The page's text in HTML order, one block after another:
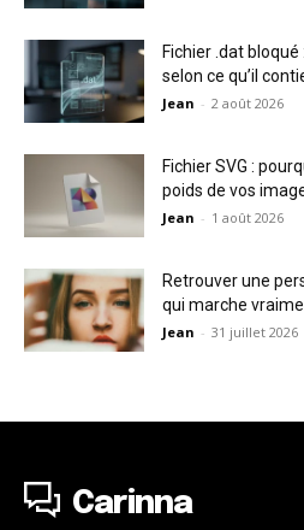
Fichier .dat
selon ce qu’il
Jean - 2 août 2026
Fichier SVG :
poids de vos
Jean - 1 août 2026
Retrouver une
qui marche
Jean - 31 juillet 2026
Carinna